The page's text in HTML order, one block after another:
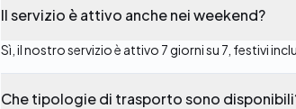
Il servizio è attivo anche nei weekend?
Sì, il nostro servizio è attivo 7 giorni su 7, festivi
Che tipologie di trasporto sono